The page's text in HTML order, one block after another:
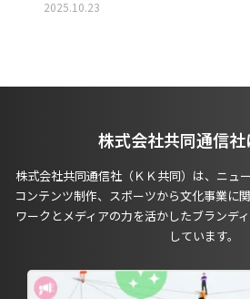
2025.10.23
株式会社共同通信社
株式会社共同通信社（ＫＫ共同）は、ニュ
コンテンツ制作、スポーツから文化事業に
ワークとメディアの力を活かしたブランデ
しています。